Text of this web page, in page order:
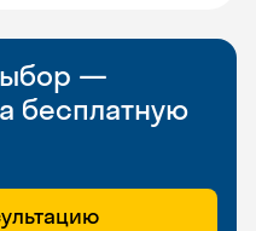
—
бесплатную